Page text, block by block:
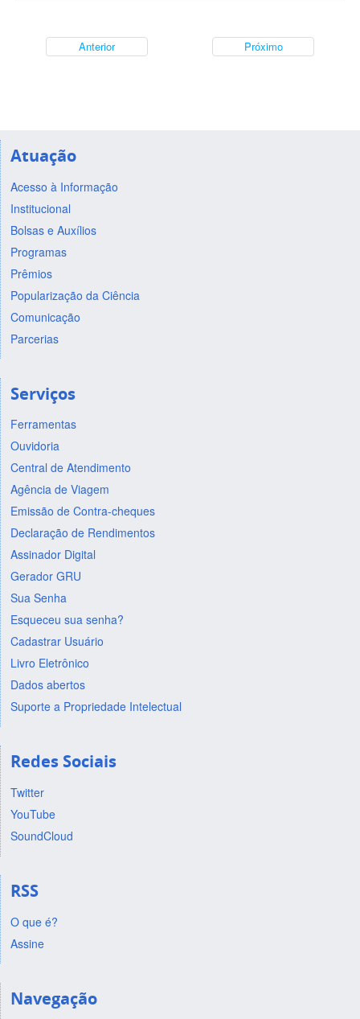
Anterior Próximo
Atuação
Acesso à Informação
Institucional
Bolsas e Auxílios
Programas
Prêmios
Popularização da Ciência
Comunicação
Parcerias
Serviços
Ferramentas
Ouvidoria
Central de Atendimento
Agência de Viagem
Emissão de Contra-cheques
Declaração de Rendimentos
Assinador Digital
Gerador GRU
Sua Senha
Esqueceu sua senha?
Cadastrar Usuário
Livro Eletrônico
Dados abertos
Suporte a Propriedade Intelectual
Redes Sociais
Twitter
YouTube
SoundCloud
RSS
O que é?
Assine
Navegação